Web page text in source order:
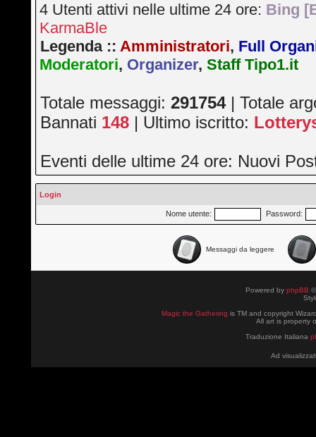
4 Utenti attivi nelle ultime 24 ore: Bing
KarmaBle
Legenda ::Amministratori, Full
Moderatori, Organizer,Staff Tipo1.it
Totale messaggi:291754| Totale
Bannati 148 | Ultimo iscritto:
Eventi delle ultime 24 ore: Nuovi
Login
Nome utente: Password:
Messaggi da leggere
Powered by phpBB
Magic the Gathering is TM and copyright
All art is property
Traduzione Italiana
Ad